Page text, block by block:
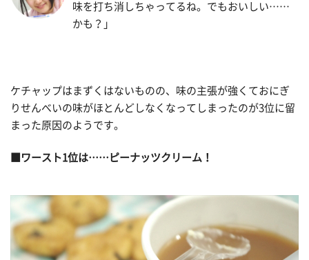
味を打ち消しちゃってるね。でもおいしい……
かも？」
ケチャップはまずくはないものの、味の主張が強くておにぎ
りせんべいの味がほとんどしなくなってしまったのが3位に留
まった原因のようです。
■ワースト1位は……ピーナッツクリーム！